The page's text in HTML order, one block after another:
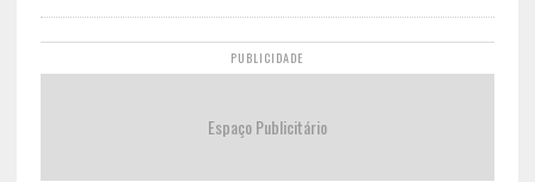
PUBLICIDADE
Espaço Publicitário